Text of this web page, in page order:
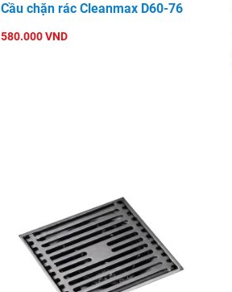
Cầu chặn rác Cleanmax D60-76
580.000 VND